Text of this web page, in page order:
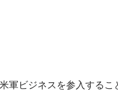
軍ビジネスを参入する